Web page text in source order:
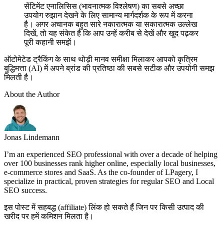
सेंटिमेंट एनालिसिस (भावनात्मक विश्लेषण) का सबसे अच्छा
उपयोग रुझान देखने के लिए सामान्य मार्गदर्शक के रूप में करना
है। अगर अचानक बहुत सारे नकारात्मक या सकारात्मक उल्लेख
दिखें, तो यह संकेत है कि आप उन्हें करीब से देखें और खुद पढ़कर
पूरी कहानी समझें।
ऑटोमेटेड ट्रैकिंग के साथ थोड़ी मानव समीक्षा मिलाकर आपको कृत्रिम
बुद्धिमत्ता (AI) में अपने ब्रांड की प्रतिष्ठा की सबसे सटीक और उपयोगी समझ
मिलती है।
About the Author
Jonas Lindemann
I’m an experienced SEO professional with over a decade of helping
over 100 businesses rank higher online, especially local businesses,
e-commerce stores and SaaS. As the co-founder of LPagery, I
specialize in practical, proven strategies for regular SEO and Local
SEO success.
इस पोस्ट में सहबद्ध (affiliate) लिंक हो सकते हैं जिन पर किसी उत्पाद की
खरीद पर हमें कमिशन मिलता है।